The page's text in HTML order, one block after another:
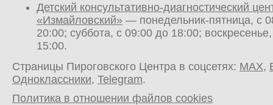
Детский консультативно-диагностический
«Измайловский» — понедельник-пятница, с
20:00; суббота, с 09:00 до 18:00;
15:00.
Страницы Пироговского Центра в соцсетях: MAX,
Одноклассники, Telegram.
Политика в отношении файлов cookies